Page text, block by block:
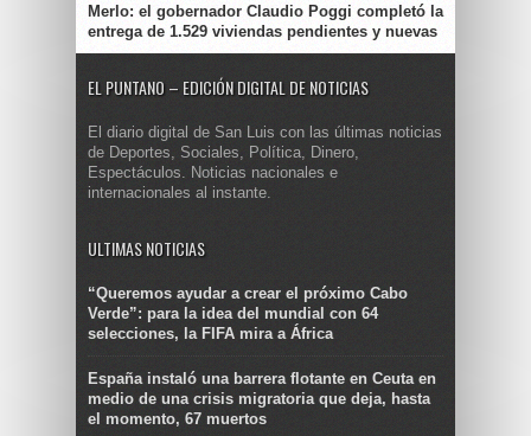
Merlo: el gobernador Claudio Poggi completó la
entrega de 1.529 viviendas pendientes y nuevas
EL PUNTANO – EDICIÓN DIGITAL DE NOTICIAS
El diario digital de San Luis con las últimas noticias
de Deportes, Sociales, Política, Dinero,
Espectáculos. Noticias nacionales e
internacionales al instante.
ULTIMAS NOTICIAS
“Queremos ayudar a crear el próximo Cabo
Verde”: para la idea del mundial con 64
selecciones, la FIFA mira a África
España instaló una barrera flotante en Ceuta en
medio de una crisis migratoria que deja, hasta
el momento, 67 muertos